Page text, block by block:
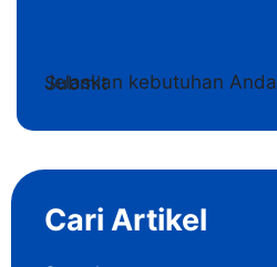
Jelaskan kebutuhan Anda
Submit
Cari Artikel